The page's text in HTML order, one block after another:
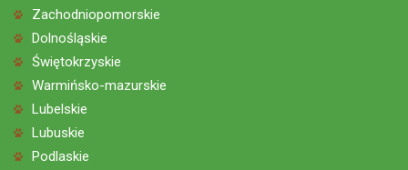
Zachodniopomorskie
Dolnośląskie
Świętokrzyskie
Warmińsko-mazurskie
Lubelskie
Lubuskie
Podlaskie